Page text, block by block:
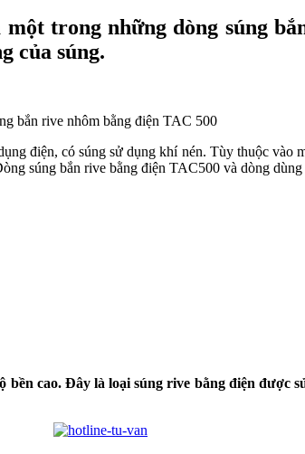
trong những dòng súng
của súng.
bắn rive nhôm bằng điện TAC 500
điện, có súng sử dụng khí nén. Tùy thuộc vào
súng bắn rive bằng điện TAC500 và dòng
cao. Đây là loại súng rive bằng điện được